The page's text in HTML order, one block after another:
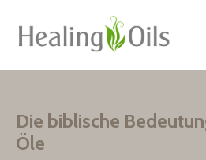
Die biblische
Öle